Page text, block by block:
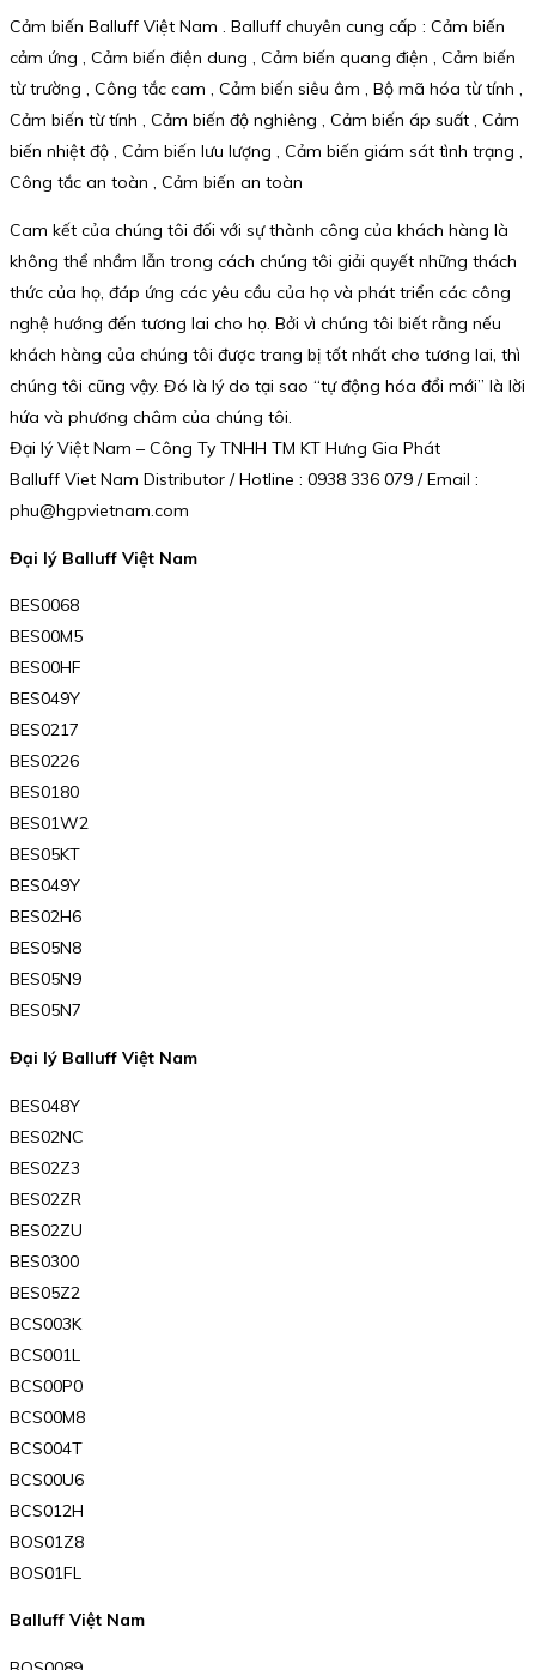
Cảm biến Balluff Việt Nam . Balluff chuyên cung cấp : Cảm biến
cảm ứng , Cảm biến điện dung , Cảm biến quang điện , Cảm biến
từ trường , Công tắc cam , Cảm biến siêu âm , Bộ mã hóa từ tính ,
Cảm biến từ tính , Cảm biến độ nghiêng , Cảm biến áp suất , Cảm
biến nhiệt độ , Cảm biến lưu lượng , Cảm biến giám sát tình trạng ,
Công tắc an toàn , Cảm biến an toàn
Cam kết của chúng tôi đối với sự thành công của khách hàng là
không thể nhầm lẫn trong cách chúng tôi giải quyết những thách
thức của họ, đáp ứng các yêu cầu của họ và phát triển các công
nghệ hướng đến tương lai cho họ. Bởi vì chúng tôi biết rằng nếu
khách hàng của chúng tôi được trang bị tốt nhất cho tương lai, thì
chúng tôi cũng vậy. Đó là lý do tại sao “tự động hóa đổi mới” là lời
hứa và phương châm của chúng tôi.
Đại lý Việt Nam – Công Ty TNHH TM KT Hưng Gia Phát
Balluff Viet Nam Distributor / Hotline : 0938 336 079 / Email :
phu@hgpvietnam.com
Đại lý Balluff Việt Nam
BES0068
BES00M5
BES00HF
BES049Y
BES0217
BES0226
BES0180
BES01W2
BES05KT
BES049Y
BES02H6
BES05N8
BES05N9
BES05N7
Đại lý Balluff Việt Nam
BES048Y
BES02NC
BES02Z3
BES02ZR
BES02ZU
BES0300
BES05Z2
BCS003K
BCS001L
BCS00P0
BCS00M8
BCS004T
BCS00U6
BCS012H
BOS01Z8
BOS01FL
Balluff Việt Nam